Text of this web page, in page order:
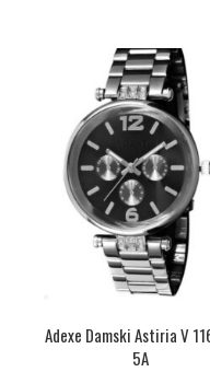
Adexe Damski Astiria V
5A